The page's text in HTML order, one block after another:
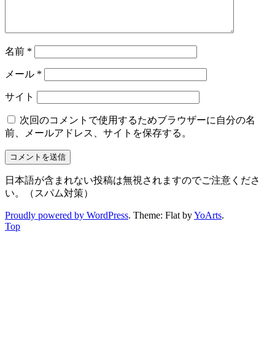
名前 *
メール *
サイト
次回のコメントで使用するためブラウザーに自分の名
前、メールアドレス、サイトを保存する。
日本語が含まれない投稿は無視されますのでご注意くださ
い。（スパム対策）
Proudly powered by WordPress. Theme: Flat byYoArts.
Top